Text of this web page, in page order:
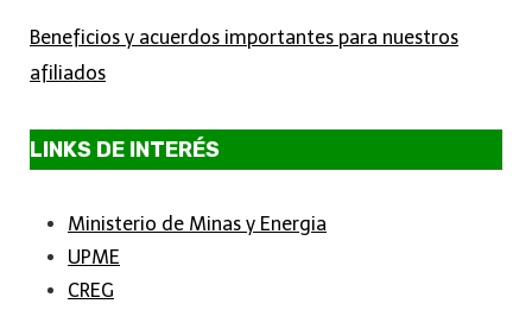
Beneficios y acuerdos importantes para nuestros
afiliados
LINKS DE INTERÉS
Ministerio de Minas y Energia
UPME
CREG